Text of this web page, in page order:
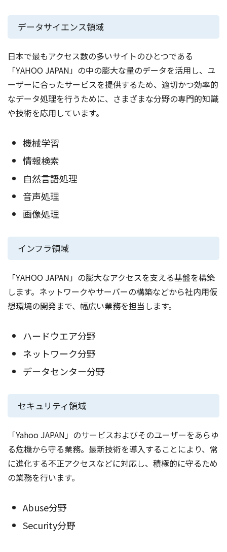
データサイエンス領域
日本で最もアクセス数の多いサイトのひとつである
「YAHOO JAPAN」の中の膨大な量のデータを活用し、ユ
ーザーに合ったサービスを提供するため、適切かつ効率的
なデータ処理を行うために、さまざまな分野の専門的知識
や技術を応用しています。
機械学習
情報検索
自然言語処理
音声処理
画像処理
インフラ領域
「YAHOO JAPAN」の膨大なアクセスを支える基盤を構築
します。ネットワークやサーバーの構築などから社内用仮
想環境の開発まで、幅広い業務を担当します。
ハードウエア分野
ネットワーク分野
データセンター分野
セキュリティ領域
「Yahoo JAPAN」のサービスおよびそのユーザーをあらゆ
る危機から守る業務。最新技術を導入することにより、常
に進化する不正アクセスなどに対応し、積極的に守るため
の業務を行います。
Abuse分野
Security分野